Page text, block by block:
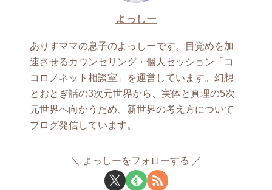
よっしー
ありすママの息子のよっしーです。目覚めを加
速させるカウンセリング・個人セッション「コ
コロノネット相談室」を運営しています。幻想
とおとぎ話の3次元世界から、実体と真理の5次
元世界へ向かうため、新世界の考え方について
ブログ発信しています。
よっしーをフォローする